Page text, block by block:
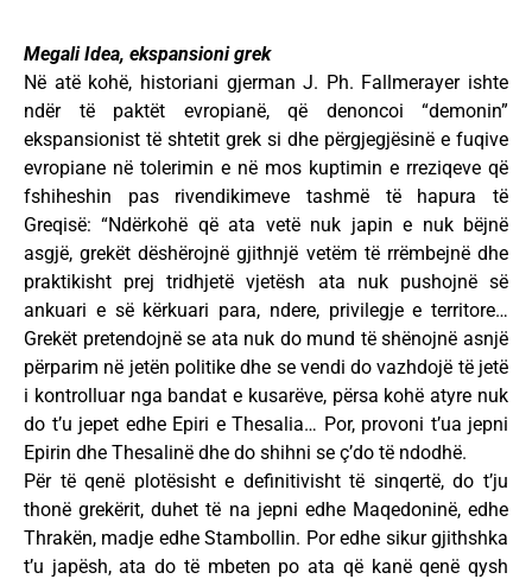
Megali Idea, ekspansioni grek
Në atë kohë, historiani gjerman J. Ph. Fallmerayer ishte
ndër të paktët evropianë, që denoncoi “demonin”
ekspansionist të shtetit grek si dhe përgjegjësinë e fuqive
evropiane në tolerimin e në mos kuptimin e rreziqeve që
fshiheshin pas rivendikimeve tashmë të hapura të
Greqisë: “Ndërkohë që ata vetë nuk japin e nuk bëjnë
asgjë, grekët dëshërojnë gjithnjë vetëm të rrëmbejnë dhe
praktikisht prej tridhjetë vjetësh ata nuk pushojnë së
ankuari e së kërkuari para, ndere, privilegje e territore…
Grekët pretendojnë se ata nuk do mund të shënojnë asnjë
përparim në jetën politike dhe se vendi do vazhdojë të jetë
i kontrolluar nga bandat e kusarëve, përsa kohë atyre nuk
do t’u jepet edhe Epiri e Thesalia… Por, provoni t’ua jepni
Epirin dhe Thesalinë dhe do shihni se ç’do të ndodhë.
Për të qenë plotësisht e definitivisht të sinqertë, do t’ju
thonë grekërit, duhet të na jepni edhe Maqedoninë, edhe
Thrakën, madje edhe Stambollin. Por edhe sikur gjithshka
t’u japësh, ata do të mbeten po ata që kanë qenë qysh